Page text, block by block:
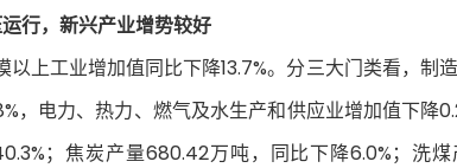
行，新兴产业增势较好
以上工业增加值同比下降13.7%。分三大门类看，制
，电力、热力、燃气及水生产和供应业增加值下降
；焦炭产量680.42万吨，同比下降6.0%；洗煤